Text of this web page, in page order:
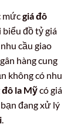
mứcgiá đô
đồ tỷ giá
cầu giao
hàng cung
không có nhu
la Mỹcó giá
đang xử lý
.